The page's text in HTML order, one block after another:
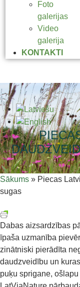
Foto
galerijas
Video
galerija
KONTAKTI
Sākums » Piecas
sugas
Dabas aizsardzības
īpaša uzmanība
zinātniski pierādīta
daudzveidību un
puķu sprigane,